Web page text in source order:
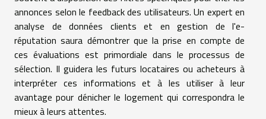
annonces selon le feedback des utilisateurs. Un expert en
analyse de données clients et en gestion de l'e-
réputation saura démontrer que la prise en compte de
ces évaluations est primordiale dans le processus de
sélection. Il guidera les futurs locataires ou acheteurs à
interpréter ces informations et à les utiliser à leur
avantage pour dénicher le logement qui correspondra le
mieux à leurs attentes.